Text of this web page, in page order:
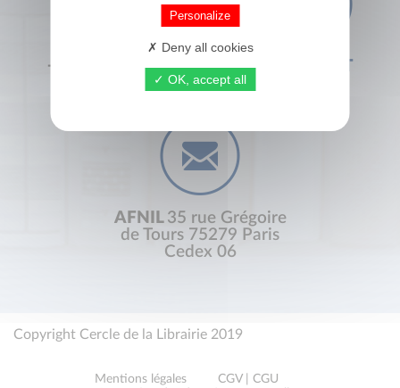
+33 (0) 1 44 41 29 19 CONTACT
AFNIL 35 rue Grégoire
de Tours 75279 Paris
Cedex 06
Copyright Cercle de la Librairie 2019
Mentions légales
CGV | CGU
Personalize
Deny all cookies
OK, accept all